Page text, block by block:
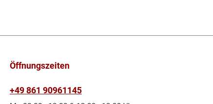
Öffnungszeiten
+49 861 90961145